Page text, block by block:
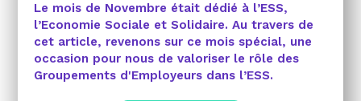
Le mois de Novembre était dédié à l’ESS,
l’Economie Sociale et Solidaire. Au travers de
cet article, revenons sur ce mois spécial, une
occasion pour nous de valoriser le rôle des
Groupements d'Employeurs dans l’ESS.